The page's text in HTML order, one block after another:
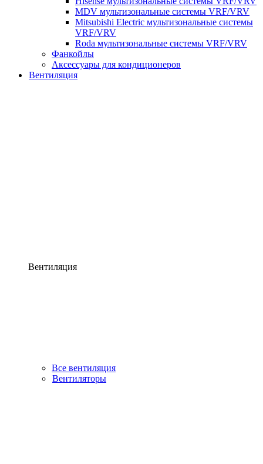
MDV мультизональные системы VRF/VRV
Mitsubishi Electric мультизональные системы
VRF/VRV
Roda мультизональные системы VRF/VRV
Фанкойлы
Аксессуары для кондиционеров
Вентиляция
Вентиляция
Все вентиляция
Вентиляторы